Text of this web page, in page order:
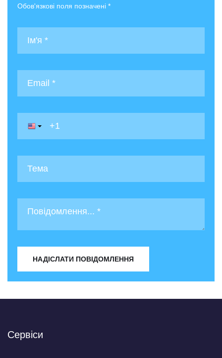
Обов'язкові поля позначені *
НАДІСЛАТИ ПОВІДОМЛЕННЯ
Сервіси